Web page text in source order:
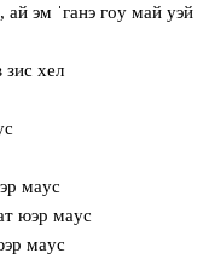
эм ˈганэ гoу май уэй
зис хел
мaус
юэр мaус
мaус